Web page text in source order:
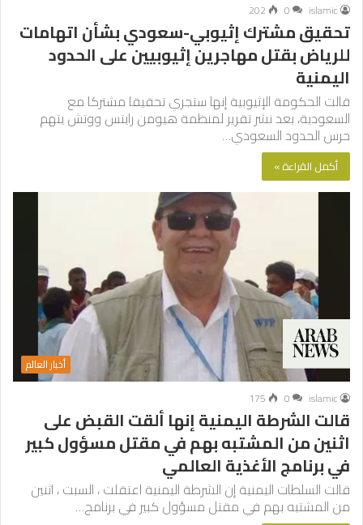
islamic
0
202
تحقيق مشترك إثيوبي-سعودي بشأن اتهامات
للرياض بقتل مهاجرين إثيوبيين على الحدود
اليمنية
قالت الحكومة الإثيوبية إنها ستجري تحقيقا مشتركا مع
السعودية، بعد نشر تقرير لمنظمة هيومن رايتس ووتش يتهم
حرس الحدود السعودي…
أكمل القراءة »
أخبار العالم
islamic
0
175
قالت الشرطة اليمنية إنها ألقت القبض على
اثنين من المشتبه بهم في مقتل مسؤول كبير
في برنامج الأغذية العالمي
قالت السلطات اليمنية إن الشرطة اليمنية اعتقلت ، السبت ، اثنين
من المشتبه بهم في مقتل مسؤول كبير في برنامج…